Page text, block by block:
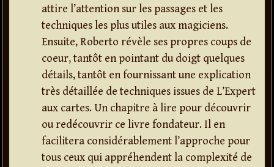
attire l’attention sur les passages et les
techniques les plus utiles aux magiciens.
Ensuite, Roberto révèle ses propres coups de
coeur, tantôt en pointant du doigt quelques
détails, tantôt en fournissant une explication
très détaillée de techniques issues de L’Expert
aux cartes. Un chapitre à lire pour découvrir
ou redécouvrir ce livre fondateur. Il en
facilitera considérablement l’approche pour
tous ceux qui appréhendent la complexité de